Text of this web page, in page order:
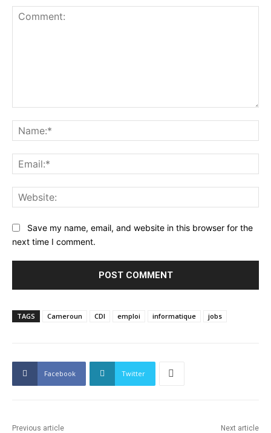
Save my name, email, and website in this browser for the
next time I comment.
TAGS Cameroun CDI emploi informatique jobs
Facebook Twitter
Previous article Next article